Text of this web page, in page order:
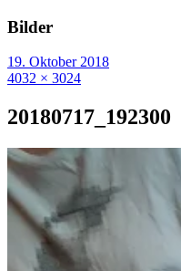
Bilder
19. Oktober 2018
4032 × 3024
20180717_192300